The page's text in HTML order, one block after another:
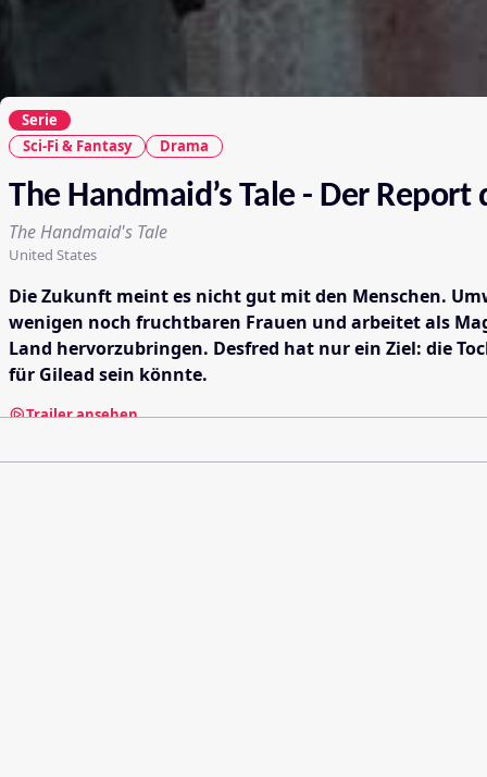
Serie
Sci-Fi & Fantasy
Drama
The Handmaid’s Tale - Der Report
The Handmaid's Tale
United States
Die Zukunft meint es nicht gut mit den Menschen.
wenigen noch fruchtbaren Frauen und arbeitet als
Land hervorzubringen. Desfred hat nur ein Ziel: die
für Gilead sein könnte.
Trailer ansehen